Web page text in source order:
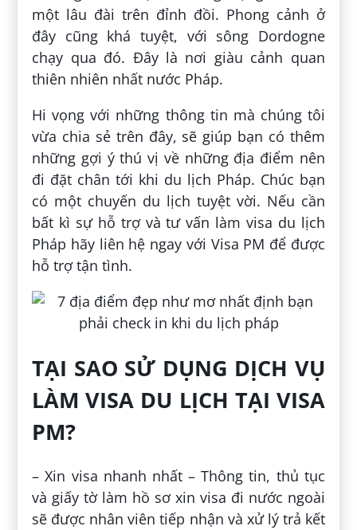
một lâu đài trên đỉnh đồi. Phong cảnh ở
đây cũng khá tuyệt, với sông Dordogne
chạy qua đó. Đây là nơi giàu cảnh quan
thiên nhiên nhất nước Pháp.
Hi vọng với những thông tin mà chúng tôi
vừa chia sẻ trên đây, sẽ giúp bạn có thêm
những gợi ý thú vị về những địa điểm nên
đi đặt chân tới khi du lịch Pháp. Chúc bạn
có một chuyến du lịch tuyệt vời. Nếu cần
bất kì sự hỗ trợ và tư vấn làm visa du lịch
Pháp hãy liên hệ ngay với Visa PM để được
hỗ trợ tận tình.
TẠI SAO SỬ DỤNG DỊCH VỤ
LÀM VISA DU LỊCH TẠI VISA
PM?
– Xin visa nhanh nhất – Thông tin, thủ tục
và giấy tờ làm hồ sơ xin visa đi nước ngoài
sẽ được nhân viên tiếp nhận và xử lý trả kết